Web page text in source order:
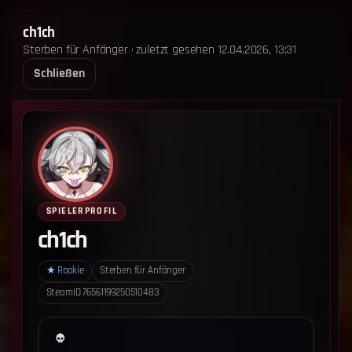
STERBEN FÜR ANFÄNGER
STARTSEITE
ANKÜNDIGUNGEN
LOGIN
‹ Zurück zum Leaderboard
ch1ch
Sterben für Anfänger · zuletzt gesehen 12.04.2026, 13:31
Schließen
SPIELERPROFIL
ch1ch
★ Rookie
Sterben für Anfänger
SteamID76561199250510483
ImpressumDatenschutz
Cookie-Einstellungen
Sterben für Anfänger - Alle Rechte vorbehalten.
Datenschutz-Einstellungen